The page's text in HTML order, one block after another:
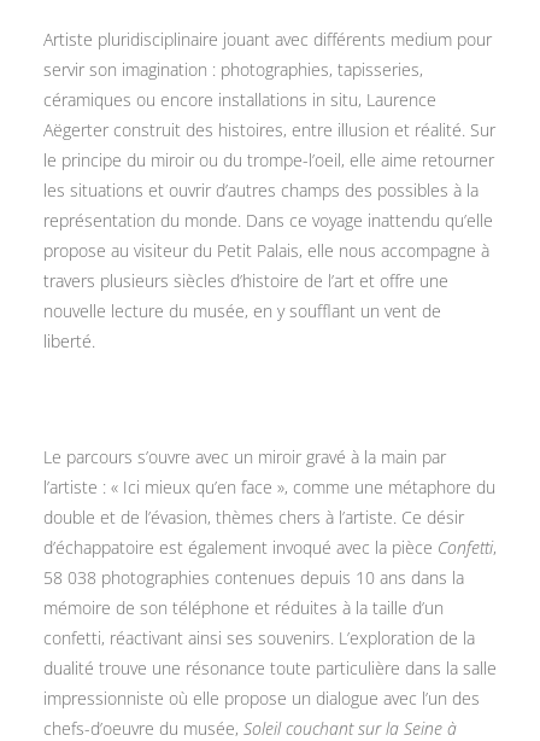
Artiste pluridisciplinaire jouant avec différents medium pour
servir son imagination : photographies, tapisseries,
céramiques ou encore installations in situ, Laurence
Aëgerter construit des histoires, entre illusion et réalité. Sur
le principe du miroir ou du trompe-l’oeil, elle aime retourner
les situations et ouvrir d’autres champs des possibles à la
représentation du monde. Dans ce voyage inattendu qu’elle
propose au visiteur du Petit Palais, elle nous accompagne à
travers plusieurs siècles d’histoire de l’art et offre une
nouvelle lecture du musée, en y soufflant un vent de
liberté.
Le parcours s’ouvre avec un miroir gravé à la main par
l’artiste : « Ici mieux qu’en face », comme une métaphore du
double et de l’évasion, thèmes chers à l’artiste. Ce désir
d’échappatoire est également invoqué avec la pièce Confetti,
58 038 photographies contenues depuis 10 ans dans la
mémoire de son téléphone et réduites à la taille d’un
confetti, réactivant ainsi ses souvenirs. L’exploration de la
dualité trouve une résonance toute particulière dans la salle
impressionniste où elle propose un dialogue avec l’un des
chefs-d’oeuvre du musée, Soleil couchant sur la Seine à